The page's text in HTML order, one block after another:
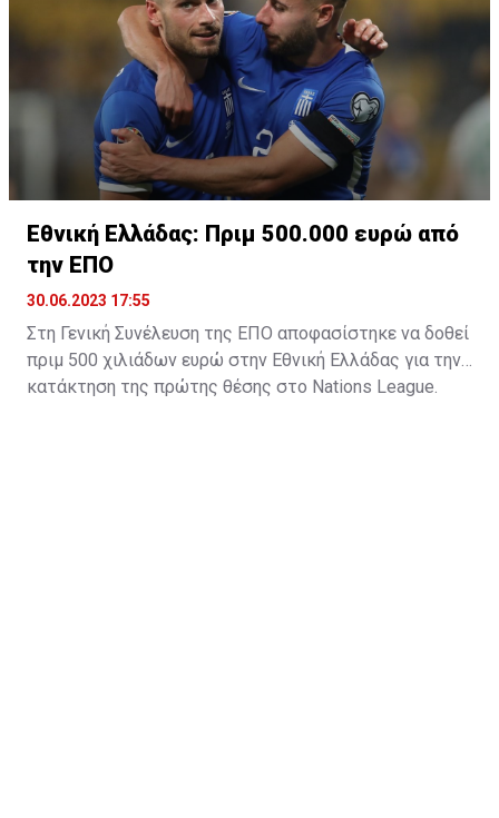
Εθνική Ελλάδας: Πριμ 500.000 ευρώ από
την ΕΠΟ
30.06.2023 17:55
Στη Γενική Συνέλευση της ΕΠΟ αποφασίστηκε να δοθεί
πριμ 500 χιλιάδων ευρώ στην Εθνική Ελλάδας για την
κατάκτηση της πρώτης θέσης στο Nations League.